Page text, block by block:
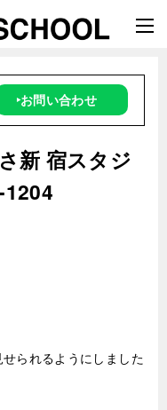
‣お問い合わせ
新 宿スタジ
られるようにしました